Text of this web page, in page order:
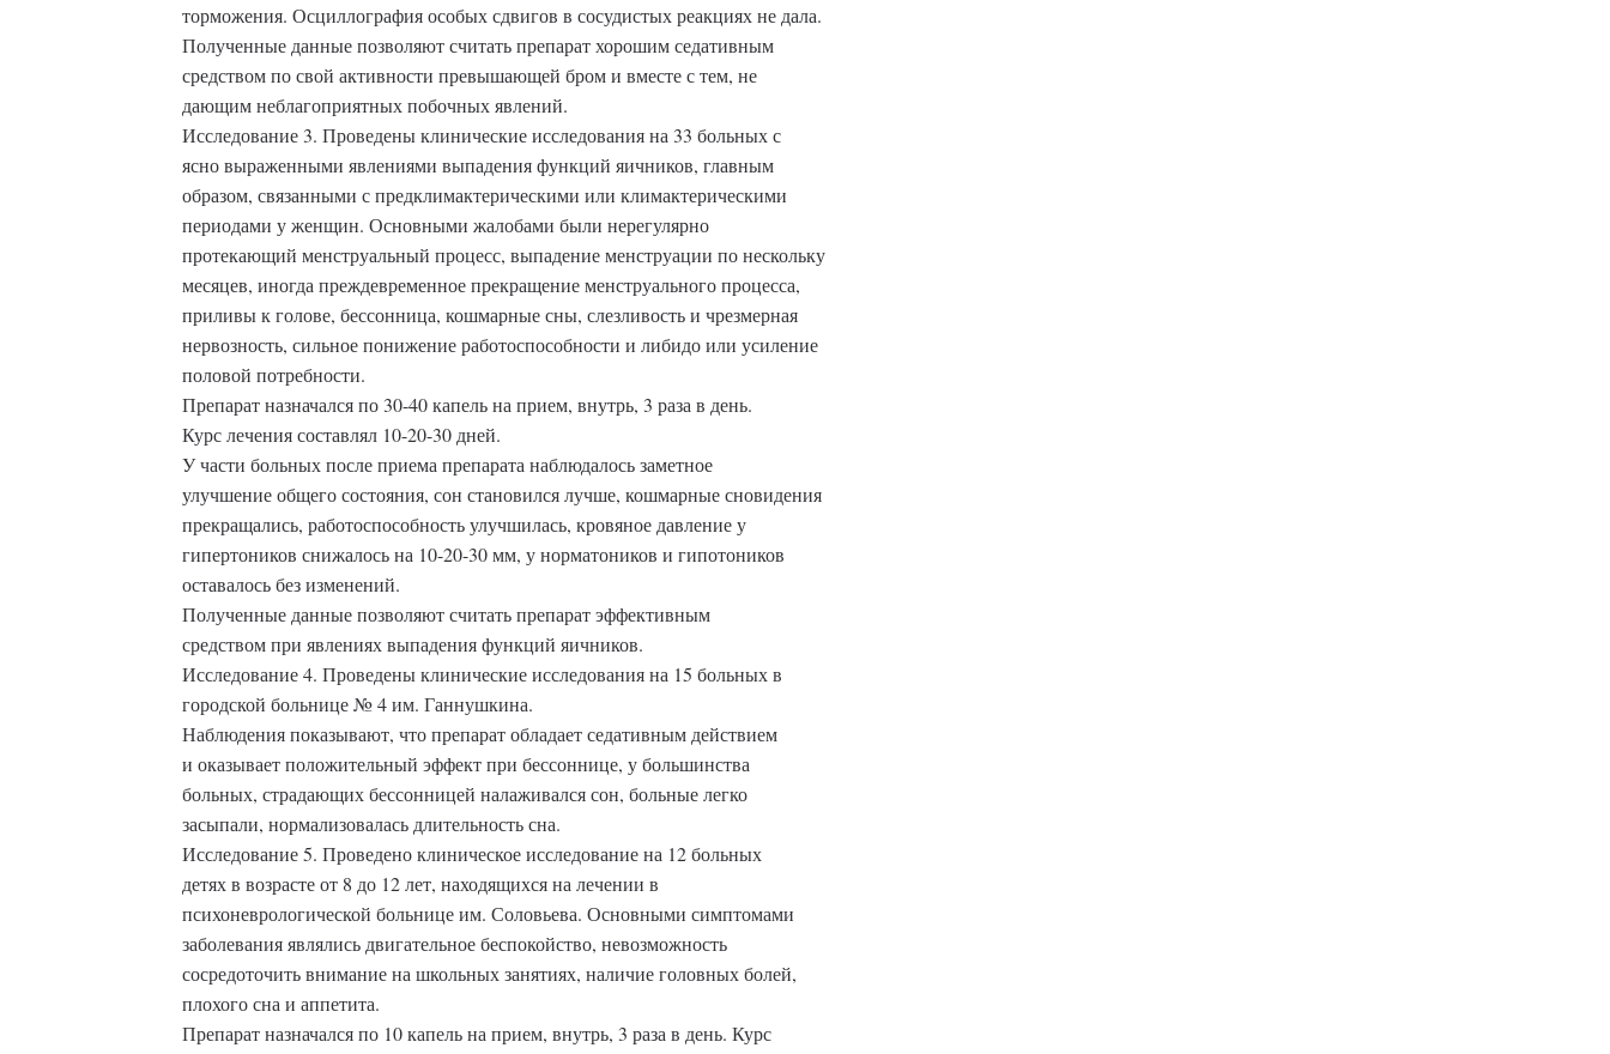
торможения. Осциллография особых сдвигов в сосудистых реакциях не дала.
Полученные данные позволяют считать препарат хорошим седативным
средством по свой активности превышающей бром и вместе с тем, не
дающим неблагоприятных побочных явлений.
Исследование 3. Проведены клинические исследования на 33 больных с
ясно выраженными явлениями выпадения функций яичников, главным
образом, связанными с предклимактерическими или климактерическими
периодами у женщин. Основными жалобами были нерегулярно
протекающий менструальный процесс, выпадение менструации по нескольку
месяцев, иногда преждевременное прекращение менструального процесса,
приливы к голове, бессонница, кошмарные сны, слезливость и чрезмерная
нервозность, сильное понижение работоспособности и либидо или усиление
половой потребности.
Препарат назначался по 30-40 капель на прием, внутрь, 3 раза в день.
Курс лечения составлял 10-20-30 дней.
У части больных после приема препарата наблюдалось заметное
улучшение общего состояния, сон становился лучше, кошмарные сновидения
прекращались, работоспособность улучшилась, кровяное давление у
гипертоников снижалось на 10-20-30 мм, у норматоников и гипотоников
оставалось без изменений.
Полученные данные позволяют считать препарат эффективным
средством при явлениях выпадения функций яичников.
Исследование 4. Проведены клинические исследования на 15 больных в
городской больнице № 4 им. Ганнушкина.
Наблюдения показывают, что препарат обладает седативным действием
и оказывает положительный эффект при бессоннице, у большинства
больных, страдающих бессонницей налаживался сон, больные легко
засыпали, нормализовалась длительность сна.
Исследование 5. Проведено клиническое исследование на 12 больных
детях в возрасте от 8 до 12 лет, находящихся на лечении в
психоневрологической больнице им. Соловьева. Основными симптомами
заболевания являлись двигательное беспокойство, невозможность
сосредоточить внимание на школьных занятиях, наличие головных болей,
плохого сна и аппетита.
Препарат назначался по 10 капель на прием, внутрь, 3 раза в день. Курс